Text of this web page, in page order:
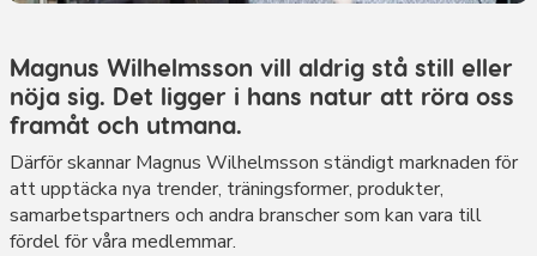
Magnus Wilhelmsson vill aldrig stå still eller
nöja sig. Det ligger i hans natur att röra oss
framåt och utmana.
Därför skannar Magnus Wilhelmsson ständigt marknaden för
att upptäcka nya trender, träningsformer, produkter,
samarbetspartners och andra branscher som kan vara till
fördel för våra medlemmar.